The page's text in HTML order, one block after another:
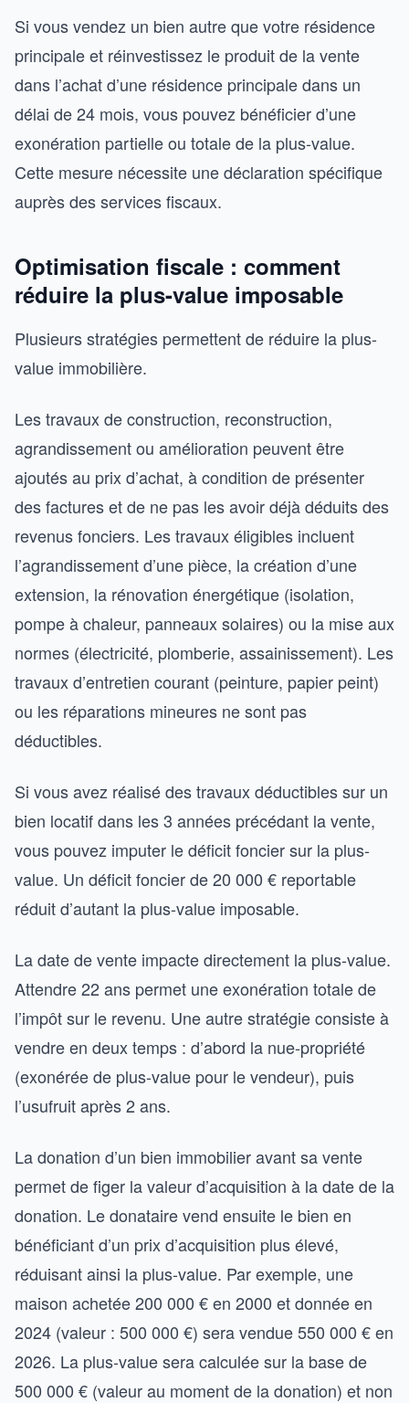
Si vous vendez un bien autre que votre résidence
principale et réinvestissez le produit de la vente
dans l’achat d’une résidence principale dans un
délai de 24 mois, vous pouvez bénéficier d’une
exonération partielle ou totale de la plus-value.
Cette mesure nécessite une déclaration spécifique
auprès des services fiscaux.
Optimisation fiscale : comment
réduire la plus-value imposable
Plusieurs stratégies permettent de réduire la plus-
value immobilière.
Les travaux de construction, reconstruction,
agrandissement ou amélioration peuvent être
ajoutés au prix d’achat, à condition de présenter
des factures et de ne pas les avoir déjà déduits des
revenus fonciers. Les travaux éligibles incluent
l’agrandissement d’une pièce, la création d’une
extension, la rénovation énergétique (isolation,
pompe à chaleur, panneaux solaires) ou la mise aux
normes (électricité, plomberie, assainissement). Les
travaux d’entretien courant (peinture, papier peint)
ou les réparations mineures ne sont pas
déductibles.
Si vous avez réalisé des travaux déductibles sur un
bien locatif dans les 3 années précédant la vente,
vous pouvez imputer le déficit foncier sur la plus-
value. Un déficit foncier de 20 000 € reportable
réduit d’autant la plus-value imposable.
La date de vente impacte directement la plus-value.
Attendre 22 ans permet une exonération totale de
l’impôt sur le revenu. Une autre stratégie consiste à
vendre en deux temps : d’abord la nue-propriété
(exonérée de plus-value pour le vendeur), puis
l’usufruit après 2 ans.
La donation d’un bien immobilier avant sa vente
permet de figer la valeur d’acquisition à la date de la
donation. Le donataire vend ensuite le bien en
bénéficiant d’un prix d’acquisition plus élevé,
réduisant ainsi la plus-value. Par exemple, une
maison achetée 200 000 € en 2000 et donnée en
2024 (valeur : 500 000 €) sera vendue 550 000 € en
2026. La plus-value sera calculée sur la base de
500 000 € (valeur au moment de la donation) et non